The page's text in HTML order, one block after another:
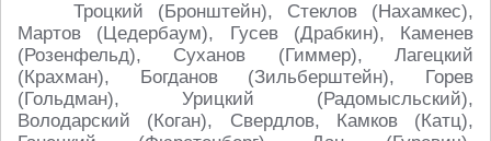
Троцкий (Бронштейн), Стеклов (Нахамкес),
Мартов (Цедербаум), Гусев (Драбкин), Каменев
(Розенфельд), Суханов (Гиммер), Лагецкий
(Крахман), Богданов (Зильберштейн), Горев
(Гольдман), Урицкий (Радомысльский),
Володарский (Коган), Свердлов, Камков (Катц),